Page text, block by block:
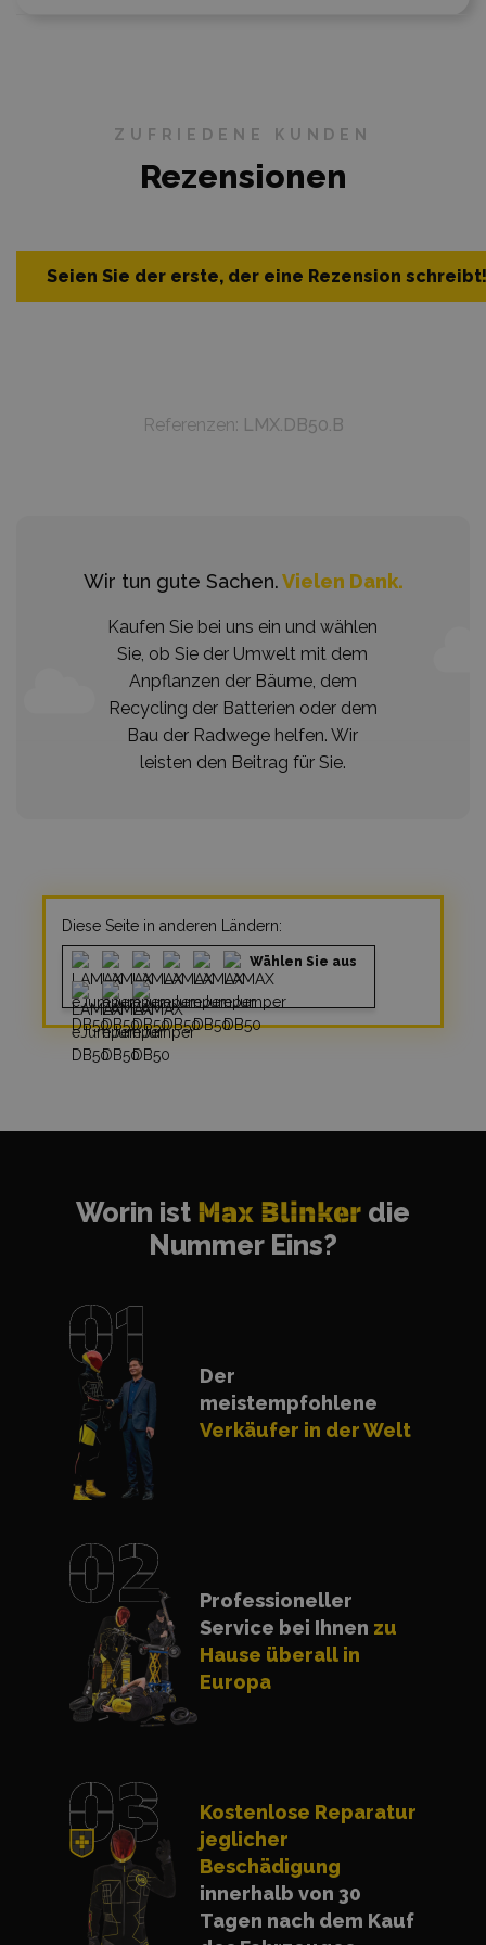
ZUFRIEDENE KUNDEN
Rezensionen
Seien Sie der erste, der eine Rezension schreibt!
Referenzen: LMX.DB50.B
Wir tun gute Sachen.Vielen Dank.
Kaufen Sie bei uns ein und wählen
Sie, ob Sie der Umwelt mit dem
Anpflanzen der Bäume, dem
Recycling der Batterien oder dem
Bau der Radwege helfen. Wir
leisten den Beitrag für Sie.
Diese Seite in anderen Ländern:
Wählen Sie aus
Worin ist Max Blinker die
Nummer Eins?
Der
meistempfohlene
Verkäufer in der Welt
Professioneller
Service bei Ihnen zu
Hause überall in
Europa
Kostenlose Reparatur
jeglicher
Beschädigung
innerhalb von 30
Tagen nach dem Kauf